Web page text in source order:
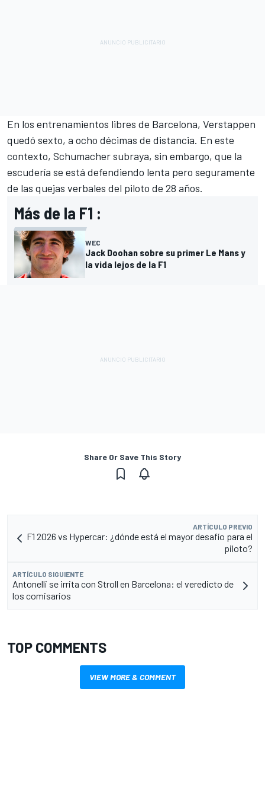
En los entrenamientos libres de Barcelona, Verstappen
quedó sexto, a ocho décimas de distancia. En este
contexto, Schumacher subraya, sin embargo, que la
escudería se está defendiendo lenta pero seguramente
de las quejas verbales del piloto de 28 años.
Más de la F1 :
WEC
Jack Doohan sobre su primer Le Mans y
la vida lejos de la F1
Share Or Save This Story
ARTÍCULO PREVIO
F1 2026 vs Hypercar: ¿dónde está el mayor desafío para el
piloto?
ARTÍCULO SIGUIENTE
Antonelli se irrita con Stroll en Barcelona: el veredicto de
los comisarios
TOP COMMENTS
VIEW MORE & COMMENT